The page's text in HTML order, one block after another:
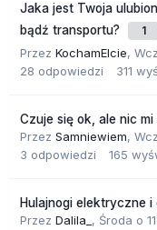
Jaka jest Twoja
bądź transportu?
1
Przez KochamElcie,
28 odpowiedzi 311
Czuje się ok, ale nic
Przez Samniewiem,
3 odpowiedzi 165
Hulajnogi elektryczne
Przez Dalila_ , Środa o